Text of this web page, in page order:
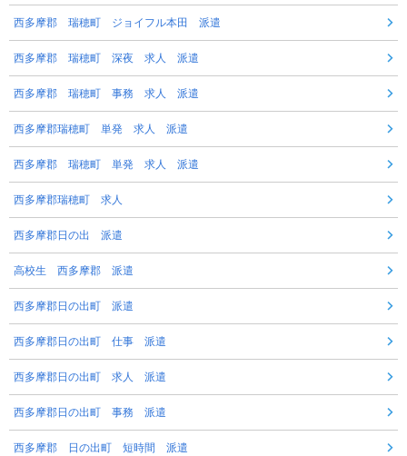
西多摩郡 瑞穂町 ジョイフル本田 派遣
西多摩郡 瑞穂町 深夜 求人 派遣
西多摩郡 瑞穂町 事務 求人 派遣
西多摩郡瑞穂町 単発 求人 派遣
西多摩郡 瑞穂町 単発 求人 派遣
西多摩郡瑞穂町 求人
西多摩郡日の出 派遣
高校生 西多摩郡 派遣
西多摩郡日の出町 派遣
西多摩郡日の出町 仕事 派遣
西多摩郡日の出町 求人 派遣
西多摩郡日の出町 事務 派遣
西多摩郡 日の出町 短時間 派遣